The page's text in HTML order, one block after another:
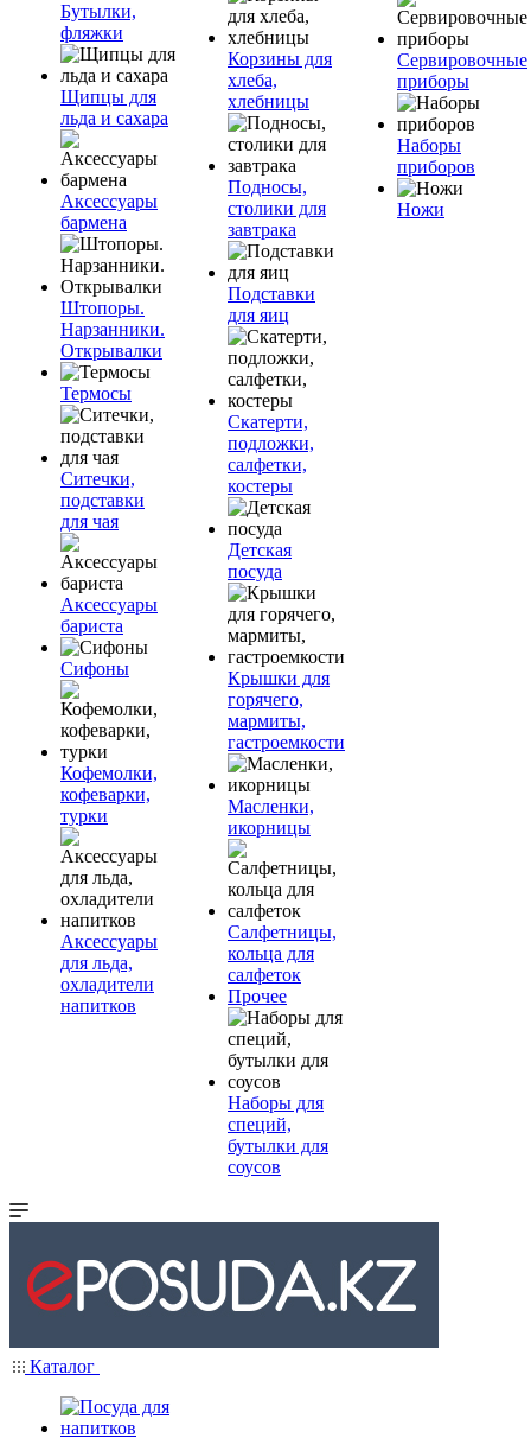
Бутылки,
фляжки
Щипцы для
льда и сахара
Аксессуары
бармена
Штопоры.
Нарзанники.
Открывалки
Термосы
Ситечки,
подставки
для чая
Аксессуары
бариста
Сифоны
Кофемолки,
кофеварки,
турки
Аксессуары
для льда,
охладители
напитков
Корзины для
хлеба,
хлебницы
Подносы,
столики для
завтрака
Подставки
для яиц
Скатерти,
подложки,
салфетки,
костеры
Детская
посуда
Крышки для
горячего,
мармиты,
гастроемкости
Масленки,
икорницы
Салфетницы,
кольца для
салфеток
Прочее
Наборы для
специй,
бутылки для
соусов
Сервировочные
приборы
Наборы
приборов
Ножи
Каталог